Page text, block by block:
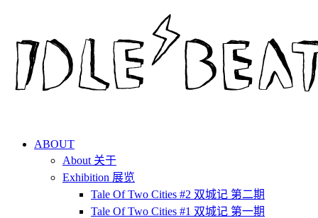
ABOUT
About 关于
Exhibition 展览
Tale Of Two Cities #2 双城记 第二期
Tale Of Two Cities #1 双城记 第一期